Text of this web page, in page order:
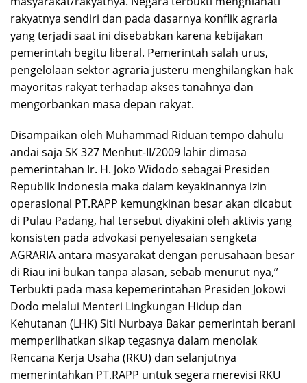
rakyatnya sendiri dan pada dasarnya konflik agraria
yang terjadi saat ini disebabkan karena kebijakan
pemerintah begitu liberal. Pemerintah salah urus,
pengelolaan sektor agraria justeru menghilangkan hak
mayoritas rakyat terhadap akses tanahnya dan
mengorbankan masa depan rakyat.
Disampaikan oleh Muhammad Riduan tempo dahulu
andai saja SK 327 Menhut-II/2009 lahir dimasa
pemerintahan Ir. H. Joko Widodo sebagai Presiden
Republik Indonesia maka dalam keyakinannya izin
operasional PT.RAPP kemungkinan besar akan dicabut
di Pulau Padang, hal tersebut diyakini oleh aktivis yang
konsisten pada advokasi penyelesaian sengketa
AGRARIA antara masyarakat dengan perusahaan besar
di Riau ini bukan tanpa alasan, sebab menurut nya,”
Terbukti pada masa kepemerintahan Presiden Jokowi
Dodo melalui Menteri Lingkungan Hidup dan
Kehutanan (LHK) Siti Nurbaya Bakar pemerintah berani
memperlihatkan sikap tegasnya dalam menolak
Rencana Kerja Usaha (RKU) dan selanjutnya
memerintahkan PT.RAPP untuk segera merevisi RKU